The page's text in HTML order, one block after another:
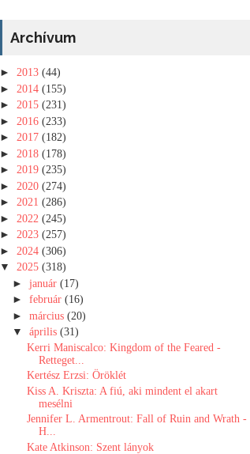
Archívum
► 2013 (44)
► 2014 (155)
► 2015 (231)
► 2016 (233)
► 2017 (182)
► 2018 (178)
► 2019 (235)
► 2020 (274)
► 2021 (286)
► 2022 (245)
► 2023 (257)
► 2024 (306)
▼ 2025 (318)
►január(17)
►február(16)
►március(20)
▼ április(31)
Kerri Maniscalco: Kingdom of the Feared -
Retteget...
Kertész Erzsi: Öröklét
Kiss A. Kriszta: A fiú, aki mindent el akart
mesélni
Jennifer L. Armentrout: Fall of Ruin and Wrath -
H...
Kate Atkinson: Szent lányok